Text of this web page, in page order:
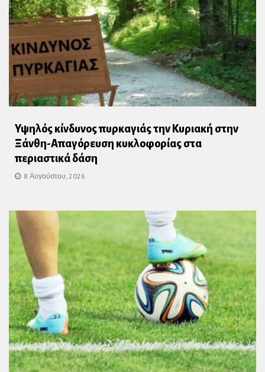
Υψηλός κίνδυνος πυρκαγιάς την Κυριακή στην
Ξάνθη-Απαγόρευση κυκλοφορίας στα
περιαστικά δάση
8 Αυγούστου, 2026